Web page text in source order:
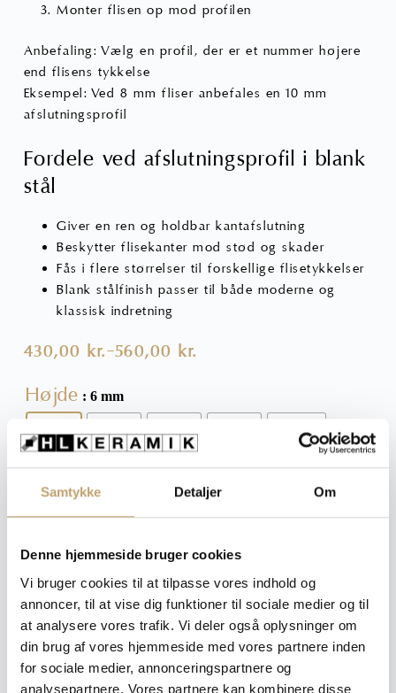
Samtykke Detaljer Om
Denne hjemmeside bruger cookies
Vi bruger cookies til at tilpasse vores indhold og
annoncer, til at vise dig funktioner til sociale medier og til
at analysere vores trafik. Vi deler også oplysninger om
din brug af vores hjemmeside med vores partnere inden
for sociale medier, annonceringspartnere og
analysepartnere. Vores partnere kan kombinere disse
Monter flisen op mod profilen
Anbefaling: Vælg en profil, der er et nummer højere
end flisens tykkelse
Eksempel: Ved 8 mm fliser anbefales en 10 mm
afslutningsprofil
Fordele ved afslutningsprofil i blank
stål
Giver en ren og holdbar kantafslutning
Beskytter flisekanter mod stød og skader
Fås i flere størrelser til forskellige flisetykkelser
Blank stålfinish passer til både moderne og
klassisk indretning
430,00kr.–560,00kr.
Prisinterval:
430,00 kr.
tilHøjde : 6 mm
6 mm 8 mm 10 mm 12,5 mm
Afslutningsprofil
til
fliser
Blank
Stål
Kvart
Tilføj til kurv
Spørgsmål til produktet?